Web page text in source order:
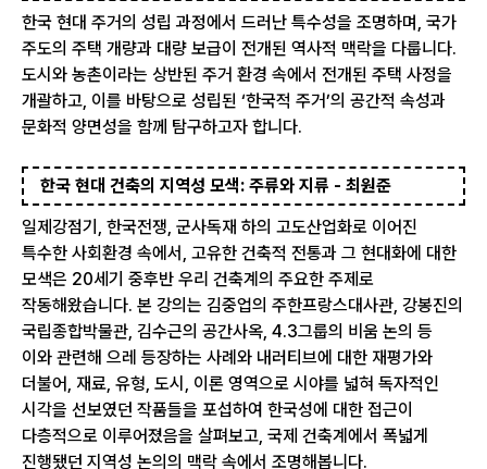
한국 현대 주거의 성립 과정에서 드러난 특수성을 조명하며, 국가
주도의 주택 개량과 대량 보급이 전개된 역사적 맥락을 다룹니다.
도시와 농촌이라는 상반된 주거 환경 속에서 전개된 주택 사정을
개괄하고, 이를 바탕으로 성립된 ‘한국적 주거’의 공간적 속성과
문화적 양면성을 함께 탐구하고자 합니다.
한국 현대 건축의 지역성 모색: 주류와 지류 - 최원준
일제강점기, 한국전쟁, 군사독재 하의 고도산업화로 이어진
특수한 사회환경 속에서, 고유한 건축적 전통과 그 현대화에 대한
모색은 20세기 중후반 우리 건축계의 주요한 주제로
작동해왔습니다. 본 강의는 김중업의 주한프랑스대사관, 강봉진의
국립종합박물관, 김수근의 공간사옥, 4.3그룹의 비움 논의 등
이와 관련해 으레 등장하는 사례와 내러티브에 대한 재평가와
더불어, 재료, 유형, 도시, 이론 영역으로 시야를 넓혀 독자적인
시각을 선보였던 작품들을 포섭하여 한국성에 대한 접근이
다층적으로 이루어졌음을 살펴보고, 국제 건축계에서 폭넓게
진행됐던 지역성 논의의 맥락 속에서 조명해봅니다.